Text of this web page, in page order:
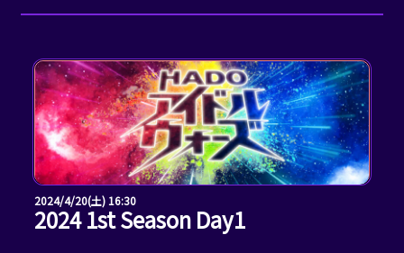
2024/4/20(土) 16:30
2024 1st Season Day1